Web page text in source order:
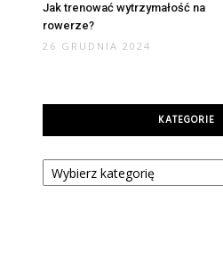
Jak trenować wytrzymałość na
rowerze?
26 GRUDNIA 2024
KATEGORIE
Kategorie